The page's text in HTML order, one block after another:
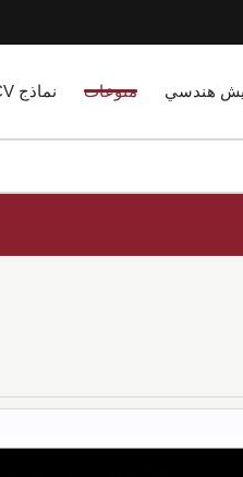
هندسي منوعات نماذج CV